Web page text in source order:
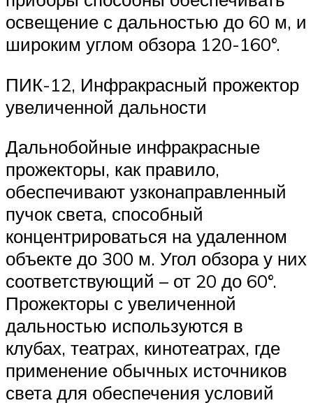
освещение с дальностью до 60 м, и
широким углом обзора 120-160°.
ПИК-12, Инфракрасный прожектор
увеличенной дальности
Дальнобойные инфракрасные
прожекторы, как правило,
обеспечивают узконаправленный
пучок света, способный
концентрироваться на удаленном
объекте до 300 м. Угол обзора у них
соответствующий – от 20 до 60°.
Прожекторы с увеличенной
дальностью используются в
клубах, театрах, кинотеатрах, где
применение обычных источников
света для обеспечения условий